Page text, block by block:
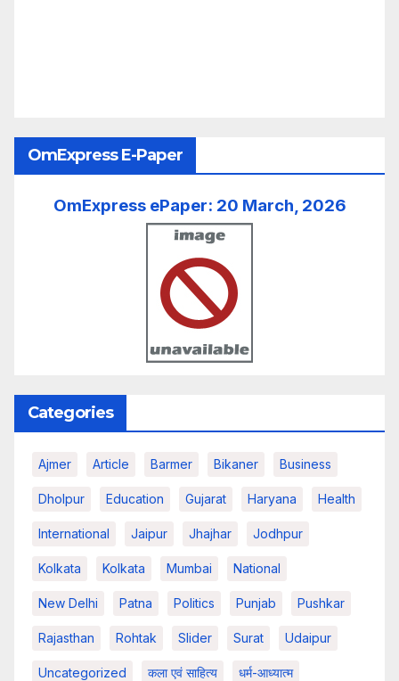
OmExpress E-Paper
OmExpress ePaper: 20 March, 2026
Categories
Ajmer Article Barmer Bikaner Business
Dholpur Education Gujarat Haryana Health
International Jaipur Jhajhar Jodhpur
Kolkata Kolkata Mumbai National
New Delhi Patna Politics Punjab Pushkar
Rajasthan Rohtak Slider Surat Udaipur
Uncategorized कला एवं साहित्य धर्म-आध्यात्म